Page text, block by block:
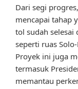
Dari segi
mencapai tahap
tol sudah selesai
seperti ruas
Proyek ini juga
termasuk
memantau